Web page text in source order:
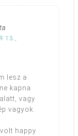
13.,
lesz a
kapna
vagy
vagyok.
happy